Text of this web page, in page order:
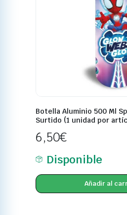
Botella Aluminio 500 Ml
Surtido (1 unidad por
6,50€
Disponible
Añadir al